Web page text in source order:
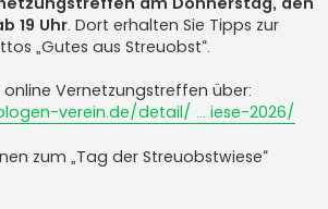
19 Uhr. Dort erhalten Sie Tipps zur
„Gutes aus Streuobst“.
Vernetzungs­treffen über:
verein.de/detail/ ... iese-2026/
zum „Tag der Streuobst­wiese“